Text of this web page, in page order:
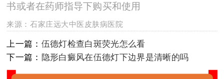
书或者在药师指导下购买和使用
来源：石家庄远大中医皮肤病医院
上一篇： 伍德灯检查白斑荧光怎么看
下一篇： 隐形白癜风在伍德灯下边界是清晰的吗